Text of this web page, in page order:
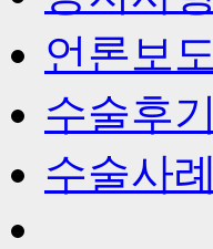
언론보도
수술후기
수술사례